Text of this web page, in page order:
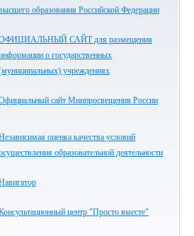
образования Российской Федерации
САЙТ для размещения
о государственных
учреждениях
сайт Минпросвещения России
оценка качества условий
образовательной деятельности
центр "Просто вместе"